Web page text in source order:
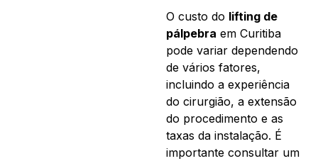
O custo do lifting de
pálpebra em Curitiba
pode variar dependendo
de vários fatores,
incluindo a experiência
do cirurgião, a extensão
do procedimento e as
taxas da instalação. É
importante consultar um